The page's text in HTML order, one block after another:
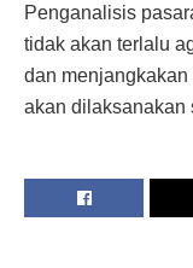
Penganalisis
tidak akan terlalu
dan
akan dilaksanakan